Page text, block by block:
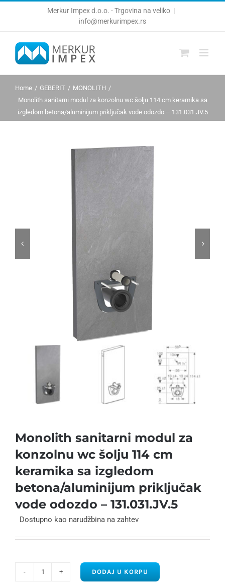
Merkur Impex d.o.o. - Trgovina na veliko |
info@merkurimpex.rs
Home GEBERIT
MONOLITH
Monolith sanitarni modul za konzolnu wc šolju 114 cm keramika sa
izgledom betona/aluminijum priključak vode odozdo – 131.031.JV.5
 
Monolith sanitarni modul za
konzolnu wc šolju 114 cm
keramika sa izgledom
betona/aluminijum priključak
vode odozdo – 131.031.JV.5
Dostupno kao narudžbina na zahtev
DODAJ U KORPU